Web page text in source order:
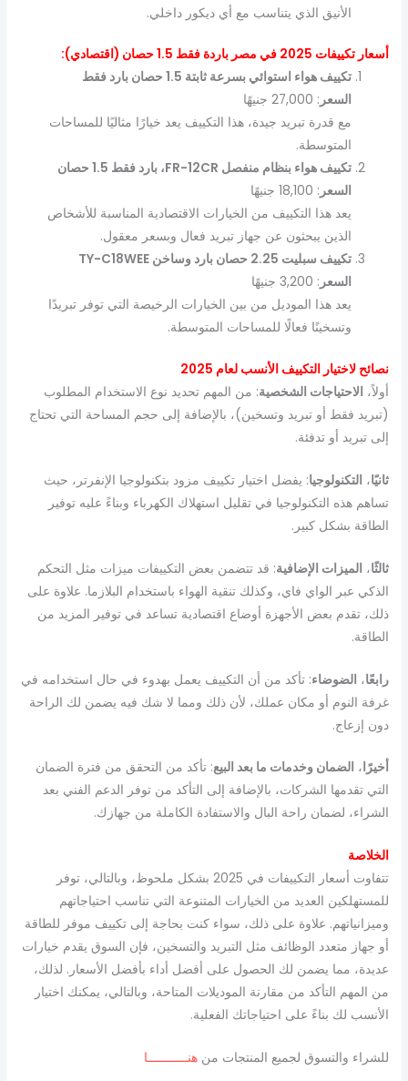
الأنيق الذي يتناسب مع أي ديكور داخلي.
أسعار تكييفات 2025 في مصر باردة فقط 1.5 حصان (اقتصادي):
تكييف هواء استوائي بسرعة ثابتة 1.5 حصان بارد فقط
السعر : 27,000 جنيهًا
مع قدرة تبريد جيدة، هذا التكييف يعد خيارًا مثاليًا للمساحات
المتوسطة.
تكييف هواء بنظام منفصل FR-12CR، بارد فقط 1.5 حصان
السعر : 18,100 جنيهًا
يعد هذا التكييف من الخيارات الاقتصادية المناسبة للأشخاص
الذين يبحثون عن جهاز تبريد فعال وبسعر معقول.
تكييف سبليت 2.25 حصان بارد وساخن TY-C18WEE
السعر : 3,200 جنيهًا
يعد هذا الموديل من بين الخيارات الرخيصة التي توفر تبريدًا
وتسخينًا فعالًا للمساحات المتوسطة.
نصائح لاختيار التكييف الأنسب لعام 2025
أولاً، الاحتياجات الشخصية: من المهم تحديد نوع الاستخدام المطلوب
(تبريد فقط أو تبريد وتسخين)، بالإضافة إلى حجم المساحة التي تحتاج
إلى تبريد أو تدفئة.
ثانيًا، التكنولوجيا: يفضل اختيار تكييف مزود بتكنولوجيا الإنفرتر، حيث
تساهم هذه التكنولوجيا في تقليل استهلاك الكهرباء وبناءً عليه توفير
الطاقة بشكل كبير.
ثالثًا، الميزات الإضافية: قد تتضمن بعض التكييفات ميزات مثل التحكم
الذكي عبر الواي فاي، وكذلك تنقية الهواء باستخدام البلازما. علاوة على
ذلك، تقدم بعض الأجهزة أوضاع اقتصادية تساعد في توفير المزيد من
الطاقة.
رابعًا، الضوضاء: تأكد من أن التكييف يعمل بهدوء في حال استخدامه في
غرفة النوم أو مكان عملك، لأن ذلك ومما لا شك فيه يضمن لك الراحة
دون إزعاج.
أخيرًا، الضمان وخدمات ما بعد البيع: تأكد من التحقق من فترة الضمان
التي تقدمها الشركات، بالإضافة إلى التأكد من توفر الدعم الفني بعد
الشراء، لضمان راحة البال والاستفادة الكاملة من جهازك.
الخلاصة
تتفاوت أسعار التكييفات في 2025 بشكل ملحوظ، وبالتالي، توفر
للمستهلكين العديد من الخيارات المتنوعة التي تناسب احتياجاتهم
وميزانياتهم. علاوة على ذلك، سواء كنت بحاجة إلى تكييف موفر للطاقة
أو جهاز متعدد الوظائف مثل التبريد والتسخين، فإن السوق يقدم خيارات
عديدة، مما يضمن لك الحصول على أفضل أداء بأفضل الأسعار. لذلك،
من المهم التأكد من مقارنة الموديلات المتاحة، وبالتالي، يمكنك اختيار
الأنسب لك بناءً على احتياجاتك الفعلية.
للشراء والتسوق لجميع المنتجات منهنـــــــــــا